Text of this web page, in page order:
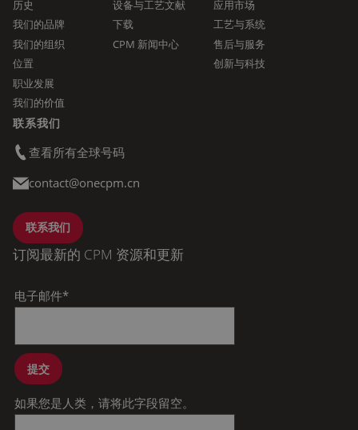
历史
我们的品牌
我们的组织
位置
职业发展
我们的价值
设备与工艺文献
下载
CPM 新闻中心
应用市场
工艺与系统
售后与服务
创新与科技
联系我们
查看所有全球号码
contact@onecpm.cn
联系我们
订阅最新的 CPM 资源和更新
电子邮件*
提交
如果您是人类，请将此字段留空。